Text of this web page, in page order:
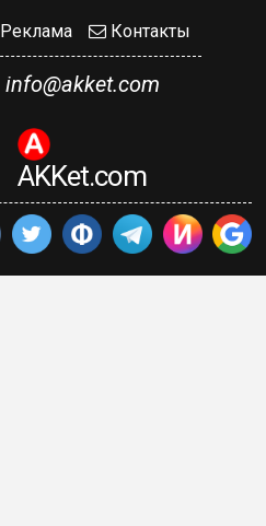
Реклама Контакты
info@akket.com
AKKet.com